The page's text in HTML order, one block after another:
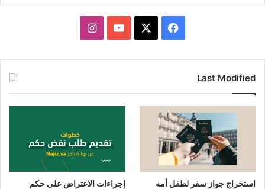
فيسبوك يوتيوبانستقرام
Last Modified
استخراج جواز سفر لطفل أمه
إجراءات الاعتراض على حكم